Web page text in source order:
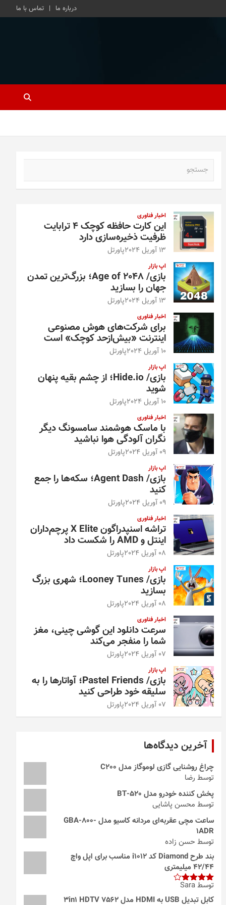
درباره ما تماس با ما
اخبار فناوری
این کارت حافظه کوچک ۴ ترابایت
ظرفیت ذخیره‌سازی دارد
13 آوریل 2024 پاورتل
اپ بازار
بازی/ Age of 2048؛ بزرگ‌ترین تمدن
جهان را بسازید
13 آوریل 2024 پاورتل
اخبار فناوری
برای شرکت‌های هوش مصنوعی
اینترنت «بیش‌از‌حد کوچک» است
10 آوریل 2024 پاورتل
اپ بازار
بازی/ Hide.io؛ از چشم بقیه پنهان
شوید
10 آوریل 2024 پاورتل
اخبار فناوری
با ماسک هوشمند سامسونگ دیگر
نگران آلودگی هوا نباشید
09 آوریل 2024 پاورتل
اپ بازار
بازی/ Agent Dash؛ سکه‌ها را جمع
کنید
09 آوریل 2024 پاورتل
اخبار فناوری
تراشه اسنپدراگون X Elite پرچم‌داران
اینتل و AMD را شکست داد
08 آوریل 2024 پاورتل
اپ بازار
بازی/ Looney Tunes؛ شهری بزرگ
بسازید
08 آوریل 2024 پاورتل
اخبار فناوری
سرعت دانلود این گوشی چینی، مغز
شما را منفجر می‌کند
07 آوریل 2024 پاورتل
اپ بازار
بازی/ Pastel Friends؛ آواتارها را به
سلیقه خود طراحی کنید
07 آوریل 2024 پاورتل
آخرین دیدگاه‌ها
چراغ روشنایی گازی لوموگاز مدل C200
توسط رضا
پخش کننده خودرو مدل 520-BT
توسط محسن پاشایی
ساعت مچی عقربه‌ای مردانه کاسیو مدل GBA-800-
1ADR
توسط حسن زاده
بند طرح Diamond کد i1012 مناسب برای اپل واچ
42/44 میلیمتری
امتیاز4
از 5
توسط Sara
کابل تبدیل USB به HDMI مدل 3in1 HDTV 7562